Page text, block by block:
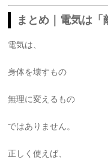
まとめ｜電気は「
電気は、
身体を壊すもの
無理に変えるもの
ではありません。
正しく使えば、